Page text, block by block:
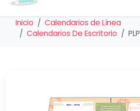
Inicio
Calendarios de Línea
Calendarios De Escritorio
PLP